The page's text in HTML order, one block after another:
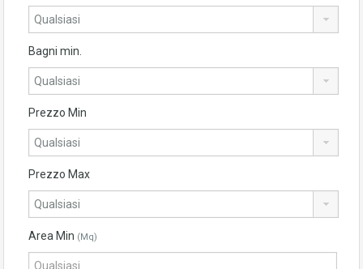
Bagni min.
Prezzo Min
Prezzo Max
Area Min (Mq)